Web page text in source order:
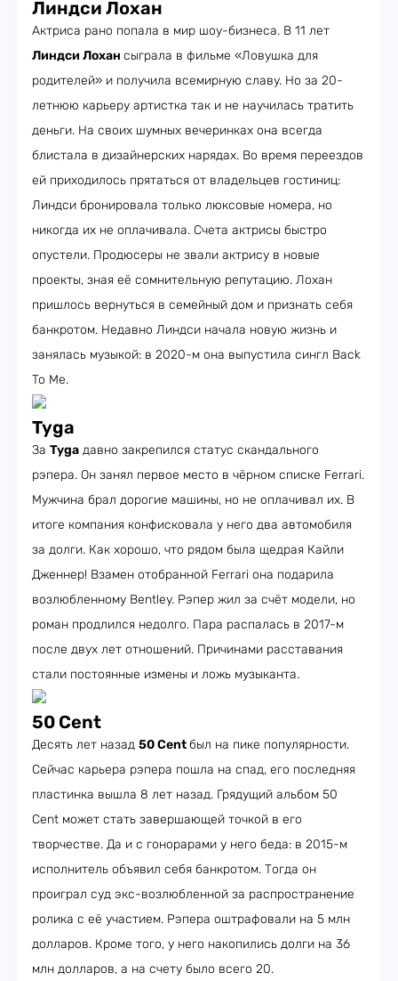
Линдси Лохан
Актриса рано попала в мир шоу-бизнеса. В 11 лет
Линдси Лохан сыграла в фильме «Ловушка для
родителей» и получила всемирную славу. Но за 20-
летнюю карьеру артистка так и не научилась тратить
деньги. На своих шумных вечеринках она всегда
блистала в дизайнерских нарядах. Во время переездов
ей приходилось прятаться от владельцев гостиниц:
Линдси бронировала только люксовые номера, но
никогда их не оплачивала. Счета актрисы быстро
опустели. Продюсеры не звали актрису в новые
проекты, зная её сомнительную репутацию. Лохан
пришлось вернуться в семейный дом и признать себя
банкротом. Недавно Линдси начала новую жизнь и
занялась музыкой: в 2020-м она выпустила сингл Back
To Me.
Tyga
За Tyga давно закрепился статус скандального
рэпера. Он занял первое место в чёрном списке Ferrari.
Мужчина брал дорогие машины, но не оплачивал их. В
итоге компания конфисковала у него два автомобиля
за долги. Как хорошо, что рядом была щедрая Кайли
Дженнер! Взамен отобранной Ferrari она подарила
возлюбленному Bentley. Рэпер жил за счёт модели, но
роман продлился недолго. Пара распалась в 2017-м
после двух лет отношений. Причинами расставания
стали постоянные измены и ложь музыканта.
50 Cent
Десять лет назад 50 Cent был на пике популярности.
Сейчас карьера рэпера пошла на спад, его последняя
пластинка вышла 8 лет назад. Грядущий альбом 50
Cent может стать завершающей точкой в его
творчестве. Да и с гонорарами у него беда: в 2015-м
исполнитель объявил себя банкротом. Тогда он
проиграл суд экс-возлюбленной за распространение
ролика с её участием. Рэпера оштрафовали на 5 млн
долларов. Кроме того, у него накопились долги на 36
млн долларов, а на счету было всего 20.